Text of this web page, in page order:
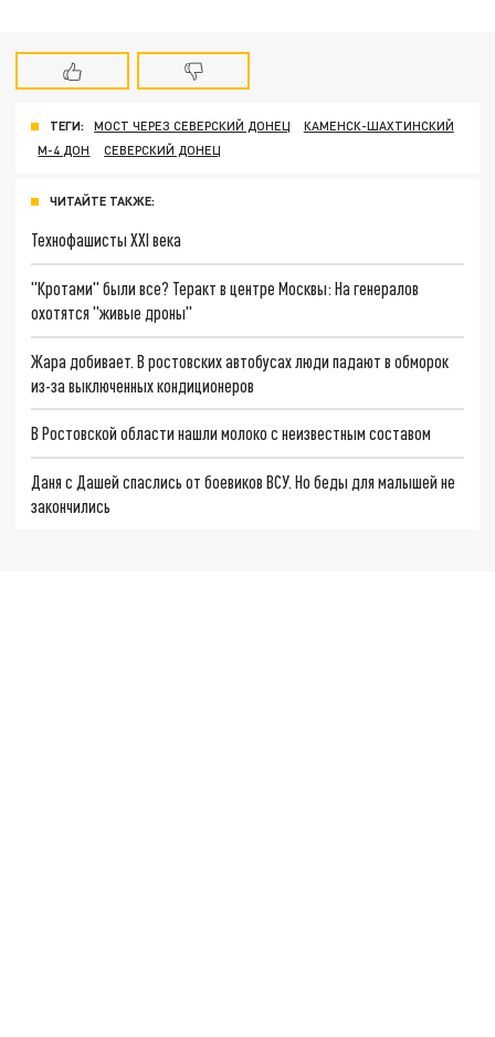
ТЕГИ: МОСТ ЧЕРЕЗ СЕВЕРСКИЙ ДОНЕЦ
КАМЕНСК-ШАХТИНСКИЙ
М-4 ДОН
СЕВЕРСКИЙ ДОНЕЦ
ЧИТАЙТЕ ТАКЖЕ:
Технофашисты XXI века
"Кротами" были все? Теракт в центре Москвы: На генералов
охотятся "живые дроны"
Жара добивает. В ростовских автобусах люди падают в обморок
из-за выключенных кондиционеров
В Ростовской области нашли молоко с неизвестным составом
Даня с Дашей спаслись от боевиков ВСУ. Но беды для малышей не
закончились